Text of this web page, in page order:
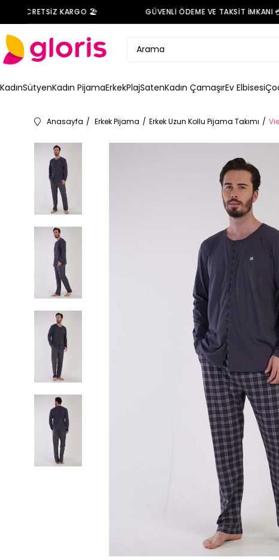
ÜCRETSİZ KARGO 🏖️ GÜVENLİ ÖDEME VE TAKSİT İMKANI 💳
KadınSütyenKadın PijamaErkekPlajSatenKadın ÇamaşırEv Elbisesi
Anasayfa Erkek Pijama Erkek Uzun Kollu Pijama Takımı